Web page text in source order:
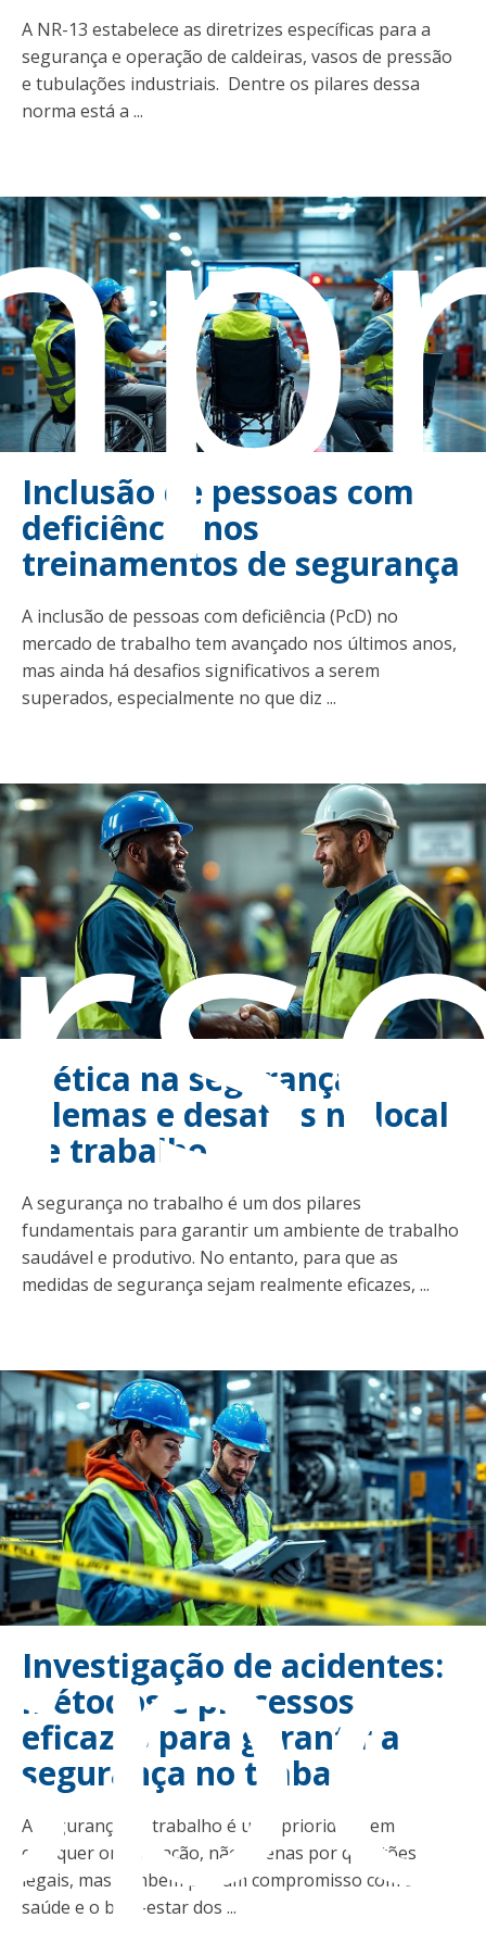
A NR-13 estabelece as diretrizes específicas para a
segurança e operação de caldeiras, vasos de pressão
e tubulações industriais. Dentre os pilares dessa
norma está a ...
Inclusão de pessoas com
deficiência nos
treinamentos de segurança
A inclusão de pessoas com deficiência (PcD) no
mercado de trabalho tem avançado nos últimos anos,
mas ainda há desafios significativos a serem
superados, especialmente no que diz ...
A ética na segurança:
dilemas e desafios no local
de trabalho
A segurança no trabalho é um dos pilares
fundamentais para garantir um ambiente de trabalho
saudável e produtivo. No entanto, para que as
medidas de segurança sejam realmente eficazes, ...
Investigação de acidentes:
métodos e processos
eficazes para garantir a
segurança no trabalho
A segurança do trabalho é uma prioridade em
qualquer organização, não apenas por questões
legais, mas também por um compromisso com a
saúde e o bem-estar dos ...